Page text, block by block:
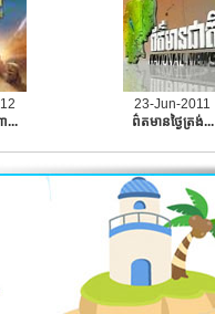
ា...
23-Jun-2011
ព៌តមានថ្ងៃត្រង់...